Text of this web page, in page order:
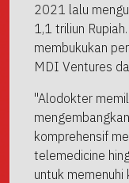
2021 lalu
1,1 triliun
membukukan
MDI Ventures
"Alodokter
komprehensif
telemedicine
untuk